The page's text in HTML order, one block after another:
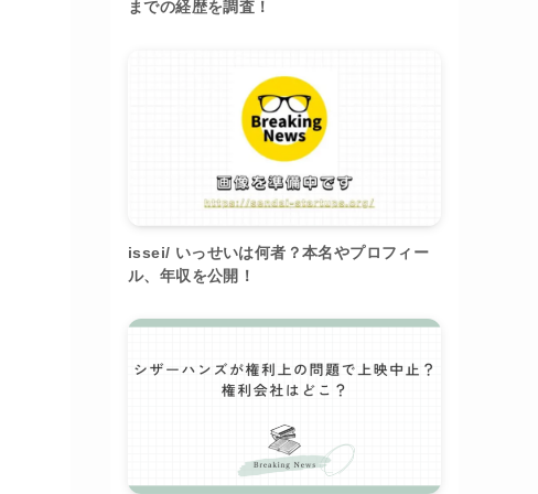
までの経歴を調査！
issei/ いっせいは何者？本名やプロフィー
ル、年収を公開！